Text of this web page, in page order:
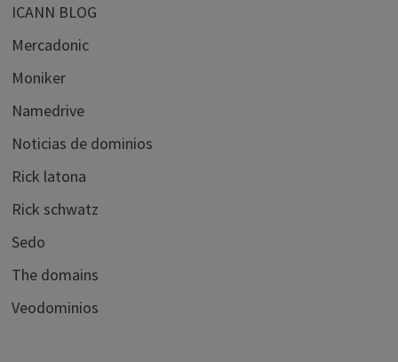
ICANN BLOG
Mercadonic
Moniker
Namedrive
Noticias de dominios
Rick latona
Rick schwatz
Sedo
The domains
Veodominios